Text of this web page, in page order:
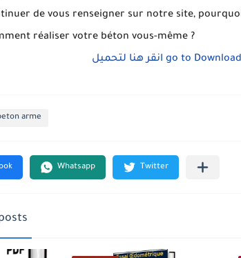
de vous renseigner sur notre site,
réaliser votre béton vous-même ?
go to Download انقر هنا لتحميل
arme